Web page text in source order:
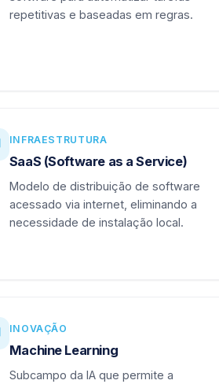
repetitivas e baseadas em regras.
INFRAESTRUTURA
SaaS (Software as a Service)
Modelo de distribuição de software
acessado via internet, eliminando a
necessidade de instalação local.
INOVAÇÃO
Machine Learning
Subcampo da IA que permite a